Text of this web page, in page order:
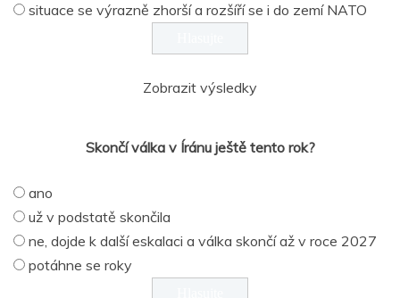
situace se výrazně zhorší a rozšíří se i do zemí NATO
Zobrazit výsledky
Skončí válka v Íránu ještě tento rok?
ano
už v podstatě skončila
ne, dojde k další eskalaci a válka skončí až v roce 2027
potáhne se roky